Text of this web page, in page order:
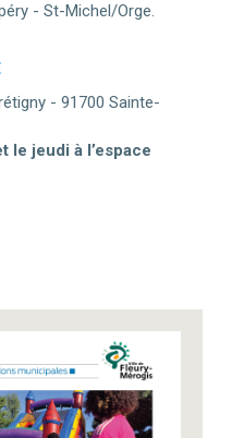
- St-Michel/Orge.
- 91700 Sainte-
le jeudi à l’espace